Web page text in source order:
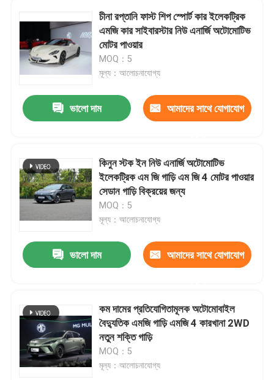
চীনা রপ্তানি ফাস্ট শিপ স্পোর্ট কার ইলেকট্রিক
এমজি কার সাইবারস্টার নিউ এনার্জি অটোমোটিভ
মোটর পাওয়ার
MOQ：5
মূল্য：আলোচনাযোগ্য
ভালো দাম আমাদের সাথে যোগাযোগ
কিনুন স্টক ইন নিউ এনার্জি অটোমোটিভ
ইলেকট্রিক এম জি গাড়ি এম জি 4 মোটর পাওয়ার
সেডান গাড়ি বিক্রয়ের জন্য
MOQ：5
মূল্য：আলোচনাযোগ্য
ভালো দাম আমাদের সাথে যোগাযোগ
কম দামের প্রতিযোগিতামূলক অটোমোবাইল
বৈদ্যুতিক এমজি গাড়ি এমজি 4 কারখানা 2WD
নতুন শক্তি গাড়ি
MOQ：5
মূল্য：আলোচনাযোগ্য